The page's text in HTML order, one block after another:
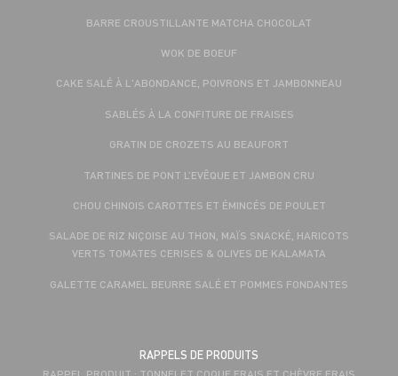
BARRE CROUSTILLANTE MATCHA CHOCOLAT
WOK DE BOEUF
CAKE SALÉ À L'ABONDANCE, POIVRONS ET JAMBONNEAU
SABLÉS À LA CONFITURE DE FRAISES
GRATIN DE CROZETS AU BEAUFORT
TARTINES DE PONT L’EVÊQUE ET JAMBON CRU
CHOU CHINOIS CAROTTES ET ÉMINCÉS DE POULET
SALADE DE RIZ NIÇOISE AU THON, MAÏS SNACKÉ, HARICOTS
VERTS TOMATES CERISES & OLIVES DE KALAMATA
GALETTE CARAMEL BEURRE SALÉ ET POMMES FONDANTES
RAPPELS DE PRODUITS